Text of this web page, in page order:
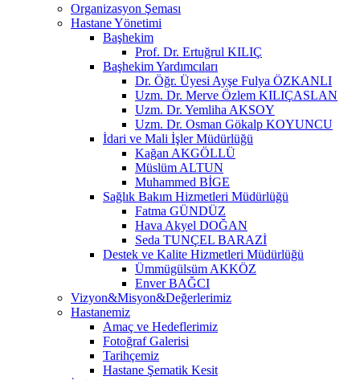
Organizasyon Şeması
Hastane Yönetimi
Başhekim
Prof. Dr. Ertuğrul KILIÇ
Başhekim Yardımcıları
Dr. Öğr. Üyesi Ayşe Fulya ÖZKANLI
Uzm. Dr. Merve Özlem KILIÇASLAN
Uzm. Dr. Yemliha AKSOY
Uzm. Dr. Osman Gökalp KOYUNCU
İdari ve Mali İşler Müdürlüğü
Kağan AKGÖLLÜ
Müslüm ALTUN
Muhammed BİGE
Sağlık Bakım Hizmetleri Müdürlüğü
Fatma GÜNDÜZ
Hava Akyel DOĞAN
Seda TUNÇEL BARAZİ
Destek ve Kalite Hizmetleri Müdürlüğü
Ümmügülsüm AKKÖZ
Enver BAĞCI
Vizyon&Misyon&Değerlerimiz
Hastanemiz
Amaç ve Hedeflerimiz
Fotoğraf Galerisi
Tarihçemiz
Hastane Şematik Kesit